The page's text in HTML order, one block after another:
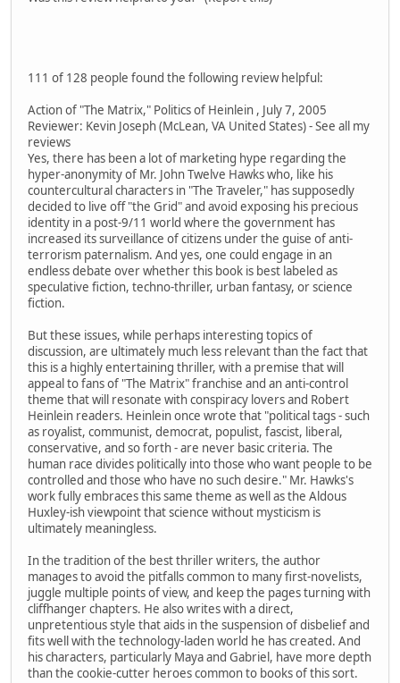
111 of 128 people found the following review helpful:
Action of "The Matrix," Politics of Heinlein , July 7, 2005
Reviewer: Kevin Joseph (McLean, VA United States) - See all my
reviews
Yes, there has been a lot of marketing hype regarding the
hyper-anonymity of Mr. John Twelve Hawks who, like his
countercultural characters in "The Traveler," has supposedly
decided to live off "the Grid" and avoid exposing his precious
identity in a post-9/11 world where the government has
increased its surveillance of citizens under the guise of anti-
terrorism paternalism. And yes, one could engage in an
endless debate over whether this book is best labeled as
speculative fiction, techno-thriller, urban fantasy, or science
fiction.
But these issues, while perhaps interesting topics of
discussion, are ultimately much less relevant than the fact that
this is a highly entertaining thriller, with a premise that will
appeal to fans of "The Matrix" franchise and an anti-control
theme that will resonate with conspiracy lovers and Robert
Heinlein readers. Heinlein once wrote that "political tags - such
as royalist, communist, democrat, populist, fascist, liberal,
conservative, and so forth - are never basic criteria. The
human race divides politically into those who want people to be
controlled and those who have no such desire." Mr. Hawks's
work fully embraces this same theme as well as the Aldous
Huxley-ish viewpoint that science without mysticism is
ultimately meaningless.
In the tradition of the best thriller writers, the author
manages to avoid the pitfalls common to many first-novelists,
juggle multiple points of view, and keep the pages turning with
cliffhanger chapters. He also writes with a direct,
unpretentious style that aids in the suspension of disbelief and
fits well with the technology-laden world he has created. And
his characters, particularly Maya and Gabriel, have more depth
than the cookie-cutter heroes common to books of this sort.